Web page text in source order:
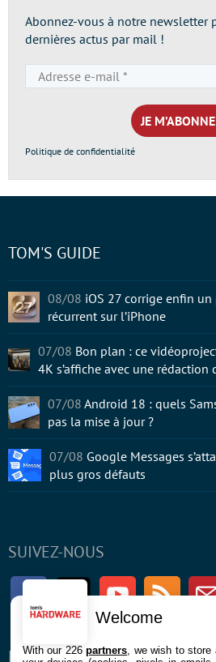
Abonnez-vous à notre newsletter
dernières actus par mail !
e-
mail
*
Politique de confidentialité
SUIVEZ-NOUS
FacebookTwitter Youtube RSS
ENTREPRISE À
TOM'S GUIDE
08/08 iOS 27 corrige enfin
récurrent sur l’iPhone
07/08 Bon plan : ce
4K s’affiche avec une rédaction
07/08 Android 18 : quels
pas la mise à jour ?
07/08 Google Messages
plus gros défauts
Welcome
With our 226partners , we wish to